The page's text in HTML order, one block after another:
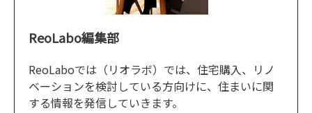
ReoLabo編集部
ReoLaboでは（リオラボ）では、住宅購入、リノ
ベーションを検討している方向けに、住まいに関
する情報を発信していきます。